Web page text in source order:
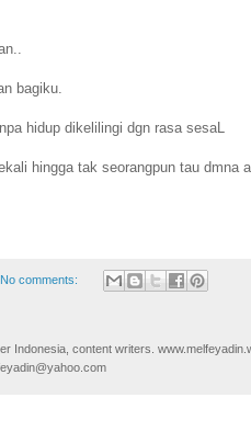
bagiku.
hidup dikelilingi dgn rasa sesaL
hingga tak seorangpun tau dmna
No comments:
Indonesia, content writers.